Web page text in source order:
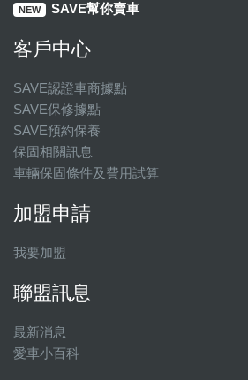
NEW SAVE幫你賣車
客戶中心
SAVE認證車商據點
SAVE保修據點
SAVE預約保養
保固相關訊息
車輛保固條件及費用試算
加盟申請
我要加盟
聯盟訊息
最新消息
愛車小百科